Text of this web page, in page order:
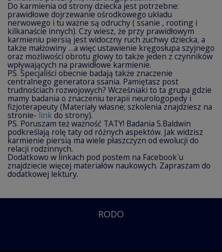
Do karmienia od strony dziecka jest potrzebne:
prawidłowe dojrzewanie ośrodkowego układu
nerwowego i tu ważne są odruchy ( ssanie , rooting i
kilkanaście innych). Czy wiesz, że przy prawidłowym
karmieniu piersią jest widoczny ruch żuchwy dziecka, a
także małżowiny …a więc ustawienie kręgosłupa szyjnego
oraz możliwości obrotu głowy to także jeden z czynników
wpływających na prawidłowe karmienie.
PS. Specjaliści obecnie badają także znaczenie
centralnego generatora ssania. Pamiętasz post
trudnościach rozwojowych? Wcześniaki to ta grupa gdzie
mamy badania o znaczeniu terapii neurologopedy i
fizjoterapeuty (Materiały własne; szkolenia znajdziesz na
stronie-linkdo strony).
PS. Poruszam też ważność TATY! Badania S.Baldwin
podkreślają rolę taty od różnych aspektów. Jak widzisz
karmienie piersią ma wiele płaszczyzn od ewolucji do
relacji rodzinnych.
Dodatkowo w linkach pod postem na Facebook`u
znajdziecie więcej materiałów naukowych. Zapraszam do
dodatkowej lektury.
RODO